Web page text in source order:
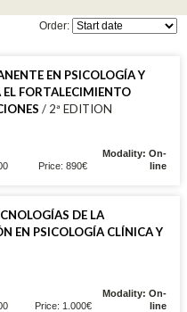
Order:
EN PSICOLOGÍA Y
FORTALECIMIENTO
/ 2ª EDITION
Price: 890€
Modality: On-
line
DE LA
EN PSICOLOGÍA CLÍNICA Y
Price: 1.000€
Modality: On-
line